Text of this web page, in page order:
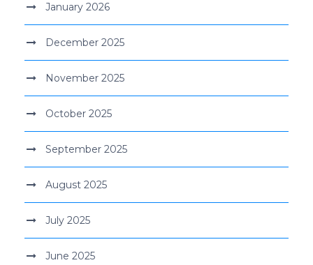
January 2026
December 2025
November 2025
October 2025
September 2025
August 2025
July 2025
June 2025